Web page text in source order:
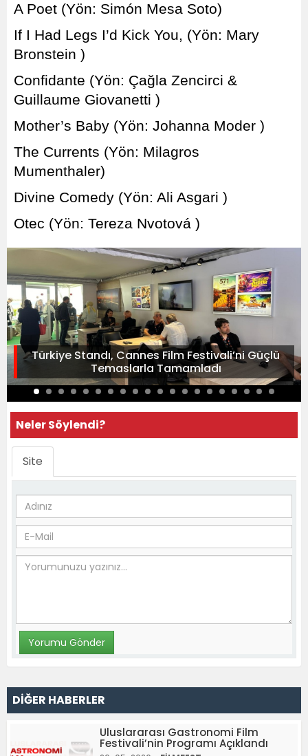
A Poet (Yön: Simón Mesa Soto)
If I Had Legs I’d Kick You, (Yön: Mary
Bronstein )
Confidante (Yön: Çağla Zencirci &
Guillaume Giovanetti )
Mother’s Baby (Yön: Johanna Moder )
The Currents (Yön: Milagros
Mumenthaler)
Divine Comedy (Yön: Ali Asgari )
Otec (Yön: Tereza Nvotová )
Türkiye Standı, Cannes Film Festivali’ni Güçlü
Temaslarla Tamamladı
Neler Söylendi?
Site
DİĞER HABERLER
Uluslararası Gastronomi Film
Festivali’nin Programı Açıklandı